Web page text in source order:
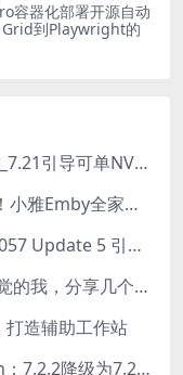
容器化部署开源自动
到Playwright的
黑群晖DSM7.21的引导(SA6400_7.21引导可单NVME安装系统）
家庭影院 篇三：2024最新教程！小雅Emby全家桶又是什么？它和小雅AList又有什么区别？
【6月27日】群晖DSM 7.2.1-69057 Update 5 引导【附半洗白序列号】
Immich收费了？25刀！后知后觉的我，分享几个方法DIY这款最强家庭照片管理工具
造辅助工作站
群辉NAS降级使用Video Station：7.2.2降级为7.2.1，也可降为其他版本